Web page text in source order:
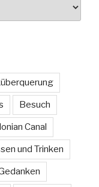
Besuch
Canal
und Trinken